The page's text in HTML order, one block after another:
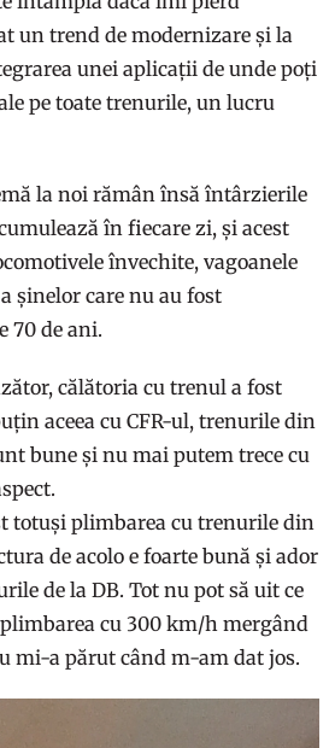
un trend de modernizare și la
unei aplicații de unde poți
pe toate trenurile, un lucru
la noi rămân însă întârzierile
în fiecare zi, și acest
învechite, vagoanele
șinelor care nu au fost
70 de ani.
călătoria cu trenul a fost
aceea cu CFR-ul, trenurile din
bune și nu mai putem trece cu
totuși plimbarea cu trenurile din
de acolo e foarte bună și ador
de la DB. Tot nu pot să uit ce
cu 300 km/h mergând
mi-a părut când m-am dat jos.